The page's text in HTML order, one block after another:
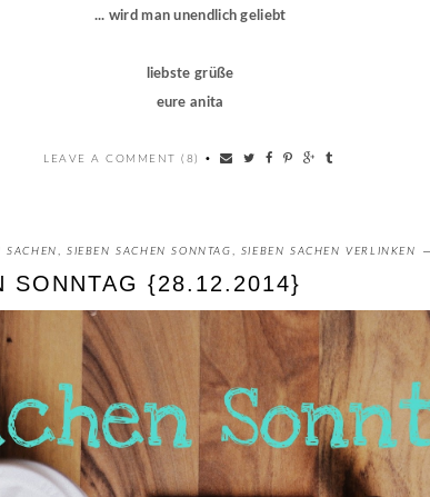
... wird man unendlich geliebt
liebste grüße
eure anita
LEAVE A COMMENT (8) •
SACHEN SIEBEN SACHEN SONNTAG SIEBEN SACHEN VERLINKEN
SONNTAG {28.12.2014}